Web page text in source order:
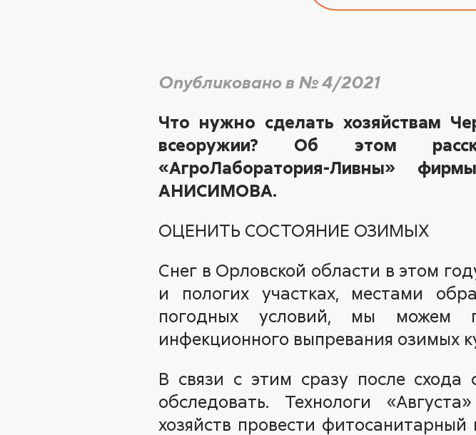
Опубликовано в № 4/2021
Что нужно сделать хозяйствам
всеоружии? Об этом
«АгроЛаборатория-Ливны»
АНИСИМОВА.
ОЦЕНИТЬ СОСТОЯНИЕ ОЗИМЫХ
Снег в Орловской области в этом
и пологих участках, местами
погодных условий, мы можем
инфекционного выпревания озимых
В связи с этим сразу после схода
обследовать. Технологи
хозяйств провести